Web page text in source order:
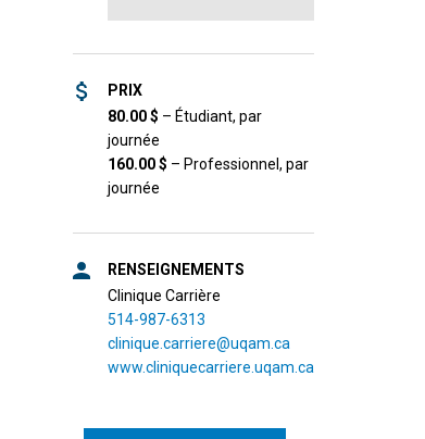
PRIX
80.00$ – Étudiant, par
journée
160.00$ – Professionnel, par
journée
RENSEIGNEMENTS
Clinique Carrière
514-987-6313
clinique.carriere@uqam.ca
www.cliniquecarriere.uqam.ca